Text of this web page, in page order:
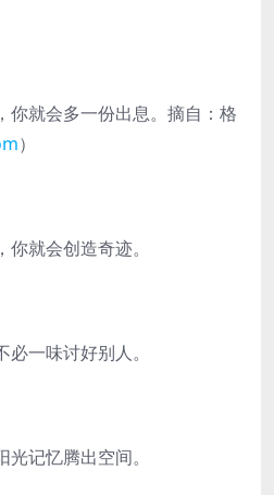
你就会多一份出息。摘自：格
）
就会创造奇迹。
一味讨好别人。
记忆腾出空间。